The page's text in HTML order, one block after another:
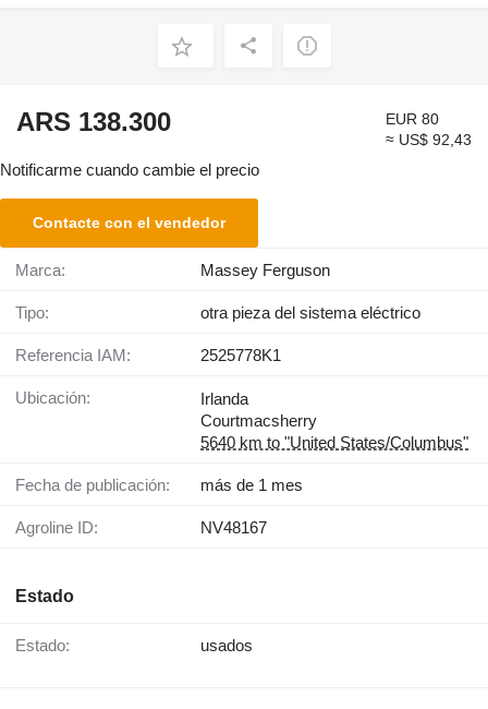
ARS 138.300
EUR 80
≈ US$ 92,43
Notificarme cuando cambie el precio
Contacte con el vendedor
Marca: Massey Ferguson
Tipo: otra pieza del sistema eléctrico
Referencia IAM: 2525778K1
Ubicación:
Irlanda
Courtmacsherry
5640 km to "United States/Columbus"
Fecha de publicación: más de 1 mes
Agroline ID: NV48167
Estado
Estado: usados